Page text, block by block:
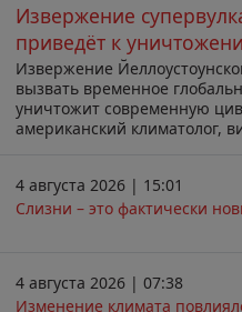
Извержение
приведёт к
Извержение
вызвать временное
уничтожит современную
американский климатолог,
4 августа 2026 | 15:01
Слизни – это фактически
4 августа 2026 | 07:38
Изменение климата